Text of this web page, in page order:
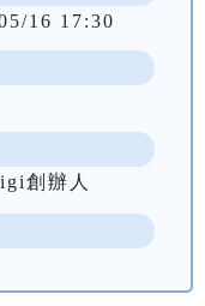
16 17:30
創辦人